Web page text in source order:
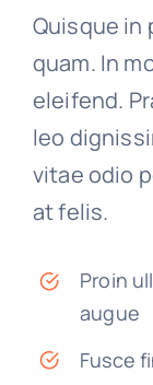
Quisque in
quam. In
eleifend.
leo
vitae odio
at felis.
Proin
augue
Fusce